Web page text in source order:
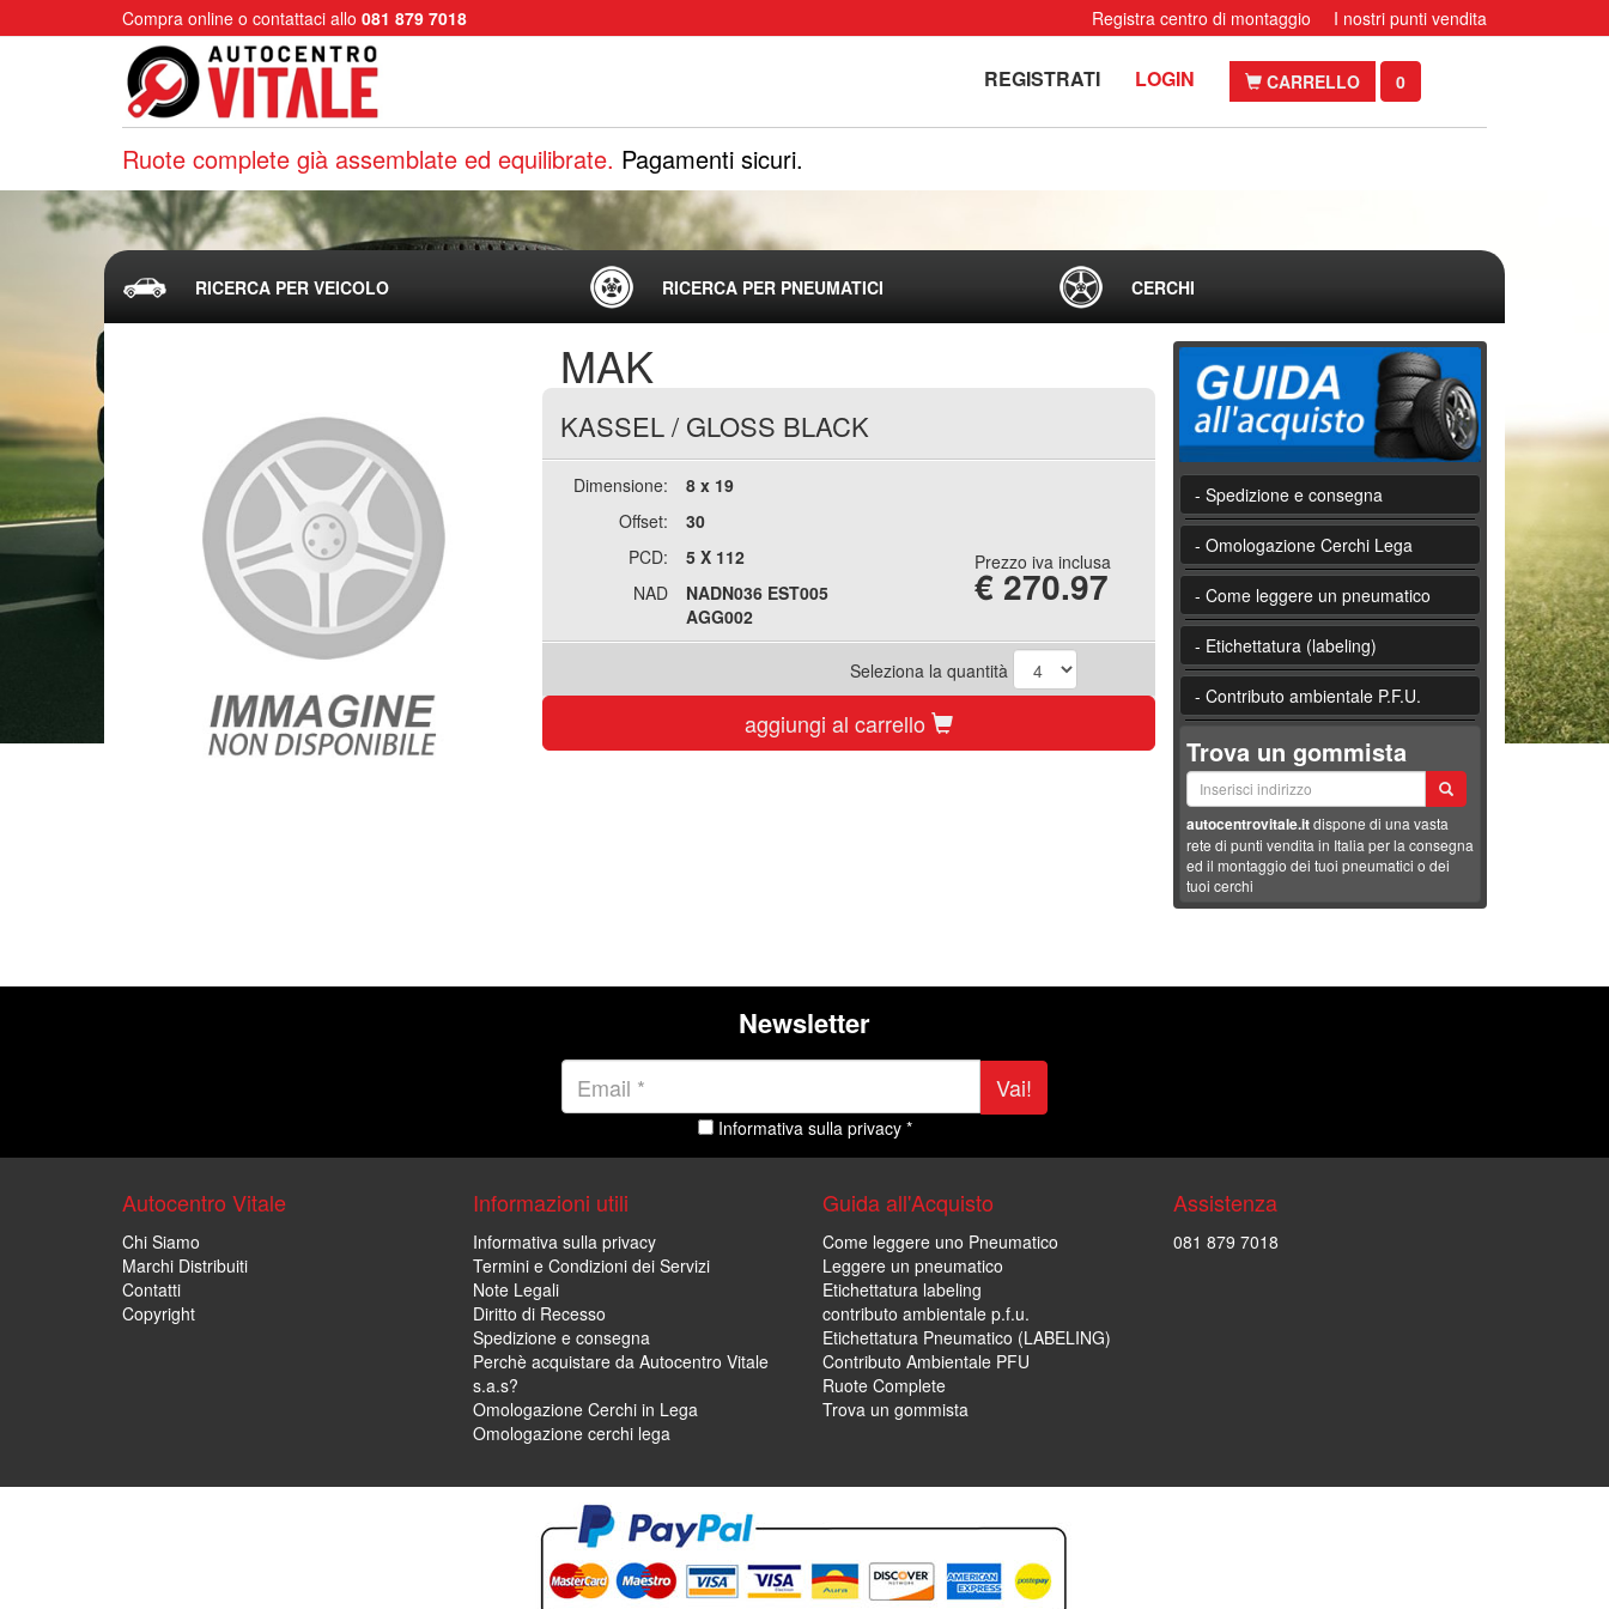
Compra online o contattaci allo 081 879 7018 Registra centro di montaggio I nostri punti vendita
REGISTRATI LOGIN CARRELLO 0
Ruote complete già assemblate ed equilibrate. Pagamenti sicuri.
RICERCA PER VEICOLO RICERCA PER PNEUMATICI CERCHI
MAK
KASSEL/ GLOSS BLACK
Dimensione:
8 x 19
Offset:
30
PCD:
5 X 112
NAD
NADN036 EST005
AGG002
Prezzo iva inclusa
€ 270.97
Seleziona la quantità
aggiungi al carrello
- Spedizione e consegna
- Omologazione Cerchi Lega
- Come leggere un pneumatico
- Etichettatura (labeling)
- Contributo ambientale P.F.U.
Trova un gommista
autocentrovitale.itdispone di una vasta
rete di punti vendita in Italia per la consegna
ed il montaggio dei tuoi pneumatici o dei
tuoi cerchi
Newsletter
Vai!
Informativa sulla privacy *
Autocentro Vitale
Chi Siamo
Marchi Distribuiti
Contatti
Copyright
Informazioni utili
Informativa sulla privacy
Termini e Condizioni dei Servizi
Note Legali
Diritto di Recesso
Spedizione e consegna
Perchè acquistare da Autocentro Vitale
s.a.s?
Omologazione Cerchi in Lega
Omologazione cerchi lega
Guida all'Acquisto
Come leggere uno Pneumatico
Leggere un pneumatico
Etichettatura labeling
contributo ambientale p.f.u.
Etichettatura Pneumatico (LABELING)
Contributo Ambientale PFU
Ruote Complete
Trova un gommista
Assistenza
081 879 7018